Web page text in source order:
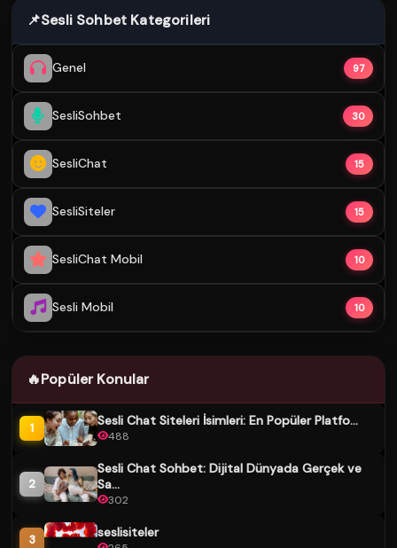
📌Sesli Sohbet Kategorileri
Genel 97
SesliSohbet 30
SesliChat 15
SesliSiteler 15
SesliChat Mobil 10
Sesli Mobil 10
🔥Popüler Konular
1 Sesli Chat Siteleri İsimleri: En Popüler Platfo...
488
2
Sesli Chat Sohbet: Dijital Dünyada Gerçek ve
Sa...
302
3 seslisiteler